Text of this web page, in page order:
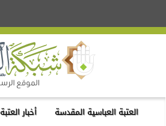
العتبة العباسية المقدسة أخبار العتبة